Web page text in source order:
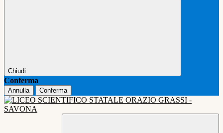
Chiudi
Conferma
Annulla Conferma